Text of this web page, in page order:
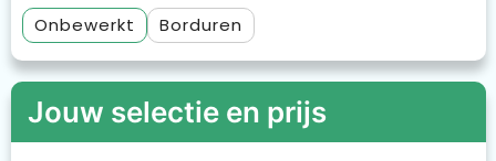
Onbewerkt
Borduren
Jouw selectie en prijs